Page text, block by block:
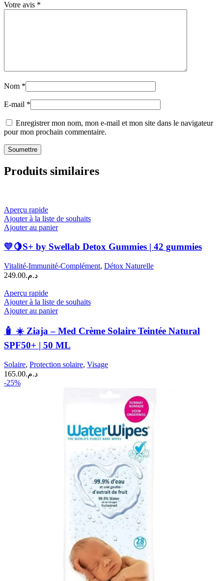
Votre avis *
Nom *
E-mail *
Enregistrer mon nom, mon e-mail et mon site dans le navigateur
pour mon prochain commentaire.
Produits similaires
Aperçu rapide
Ajouter à la liste de souhaits
Ajouter au panier
💛🍋S+ by Swellab Detox Gummies | 42 gummies
Vitalité-Immunité-Complément, Détox Naturelle
د.م.249.00
Aperçu rapide
Ajouter à la liste de souhaits
Ajouter au panier
🧴 ☀️ Ziaja – Med Crème Solaire Teintée Natural
SPF50+ | 50 ML
Solaire, Protection solaire, Visage
د.م.165.00
-25%